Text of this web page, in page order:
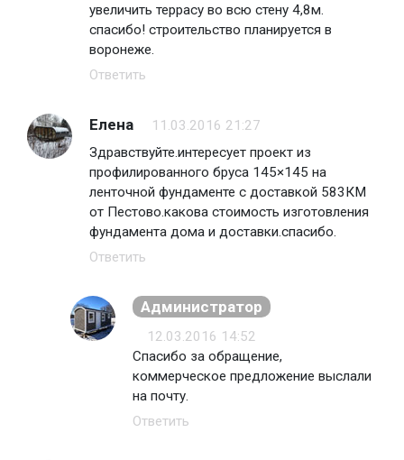
увеличить террасу во всю стену 4,8м.
спасибо! строительство планируется в
воронеже.
Ответить
Елена
11.03.2016 21:27
Здравствуйте.интересует проект из
профилированного бруса 145×145 на
ленточной фундаменте с доставкой 583КМ
от Пестово.какова стоимость изготовления
фундамента дома и доставки.спасибо.
Ответить
Администратор
12.03.2016 14:52
Спасибо за обращение,
коммерческое предложение выслали
на почту.
Ответить